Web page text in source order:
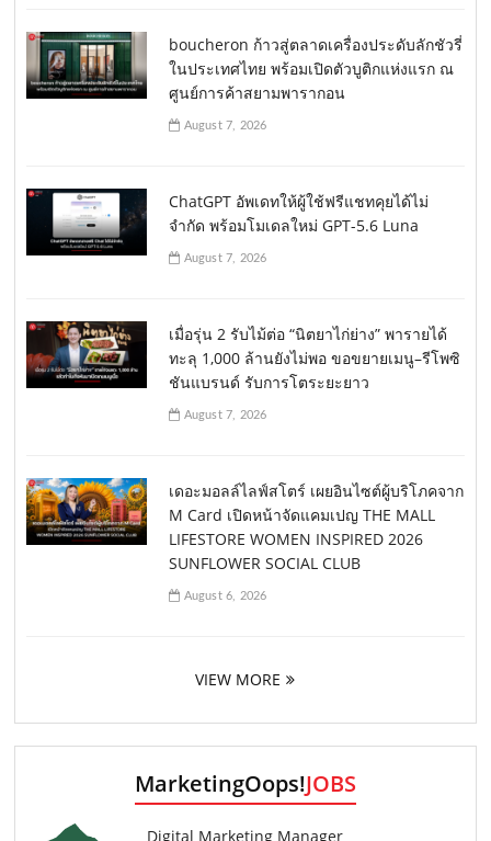
boucheron ก้าวสู่ตลาดเครื่องประดับลักชัวรี่
ในประเทศไทย พร้อมเปิดตัวบูติกแห่งแรก ณ
ศูนย์การค้าสยามพารากอน
August 7, 2026
ChatGPT อัพเดทให้ผู้ใช้ฟรีแชทคุยได้ไม่
จำกัด พร้อมโมเดลใหม่ GPT-5.6 Luna
August 7, 2026
เมื่อรุ่น 2 รับไม้ต่อ “นิตยาไก่ย่าง” พารายได้
ทะลุ 1,000 ล้านยังไม่พอ ขอขยายเมนู–รีโพซิ
ชันแบรนด์ รับการโตระยะยาว
August 7, 2026
เดอะมอลล์ไลฟ์สโตร์ เผยอินไซต์ผู้บริโภคจาก
M Card เปิดหน้าจัดแคมเปญ THE MALL
LIFESTORE WOMEN INSPIRED 2026
SUNFLOWER SOCIAL CLUB
August 6, 2026
VIEW MORE
MarketingOops!JOBS
Digital Marketing Manager